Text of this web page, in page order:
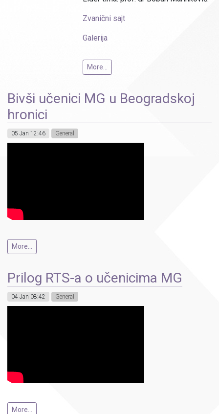
Zvanični sajt
Galerija
More...
Bivši učenici MG u Beogradskoj
hronici
05 Jan 12:46 General
More...
Prilog RTS-a o učenicima MG
04 Jan 08:42 General
More...